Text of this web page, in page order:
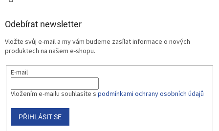
Odebírat newsletter
Vložte svůj e-mail a my vám budeme zasílat informace o nových
produktech na našem e-shopu.
E-mail
Vložením e-mailu souhlasíte s podmínkami ochrany osobních údajů
PŘIHLÁSIT SE